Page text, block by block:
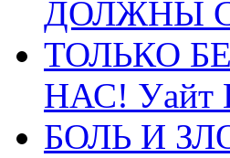
ДОЛЖНЫ
ТОЛЬКО
НАС! Уайт
БОЛЬ И